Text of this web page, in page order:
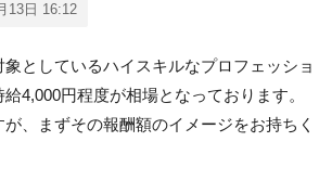
13日 16:12
としているハイスキルなプロフェッショ
4,000円程度が相場となっております。
、まずその報酬額のイメージをお持ちく